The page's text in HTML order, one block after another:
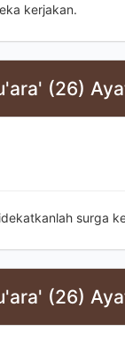
kerjakan.
(26)
surga
(26)